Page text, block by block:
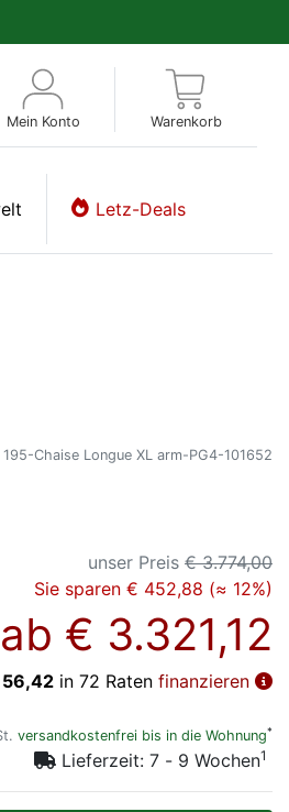
Mein Konto Warenkorb
Letz-Deals
Chaise Longue XL arm-PG4-101652
unser Preis € 3.774,00
Sie sparen € 452,88 (≈ 12%)
ab € 3.321,12
in 72 Raten finanzieren
versandkostenfrei bis in die Wohnung*
Lieferzeit: 7 - 9 Wochen1